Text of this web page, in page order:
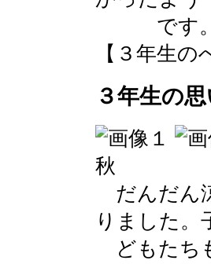
です。
【３年生の
３年生の
秋
だんだん
りました。
どもたち